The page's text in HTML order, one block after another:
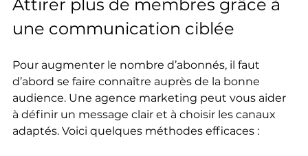
Attirer plus de membres grâce à
une communication ciblée
Pour augmenter le nombre d’abonnés, il faut
d’abord se faire connaître auprès de la bonne
audience. Une agence marketing peut vous aider
à définir un message clair et à choisir les canaux
adaptés. Voici quelques méthodes efficaces :